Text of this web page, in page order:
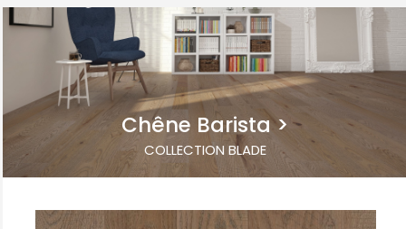
Chêne Barista
COLLECTION BLADE